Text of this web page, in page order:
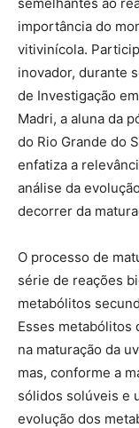
importância do
vitivinícola.
inovador, durante
de Investigação
Madri, a aluna da
do Rio Grande do
enfatiza a
análise da
decorrer da
O processo de
série de reações
metabólitos
Esses metabólitos
na maturação da
mas, conforme a
sólidos solúveis e
evolução dos